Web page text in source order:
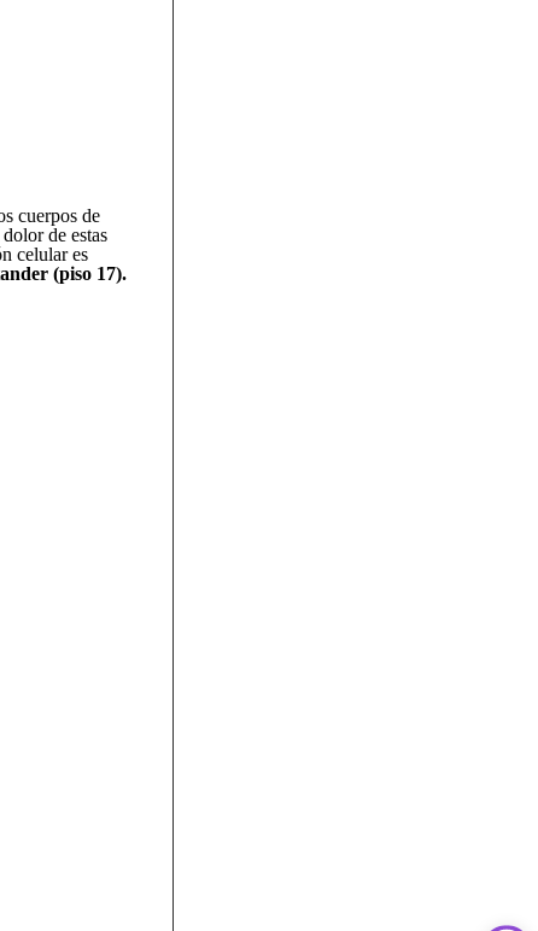
cuerpos de
de estas
celular es
(piso 17).